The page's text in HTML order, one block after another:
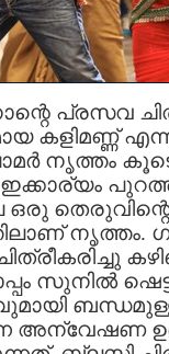
പ്രസവ
കളിമണ്ണ്
നൃത്തം
പുറത്ത്
നൃത്തം.
സുനില്‍
അന്വേഷണ